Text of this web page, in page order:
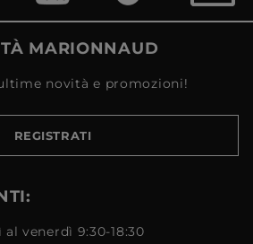
MARIONNAUD
novità e promozioni!
REGISTRATI
venerdì 9:30-18:30